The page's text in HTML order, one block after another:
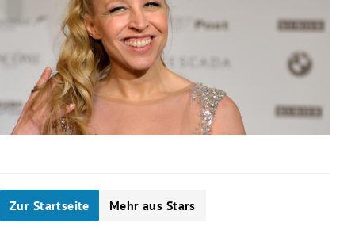
Zur Startseite Mehr aus Stars